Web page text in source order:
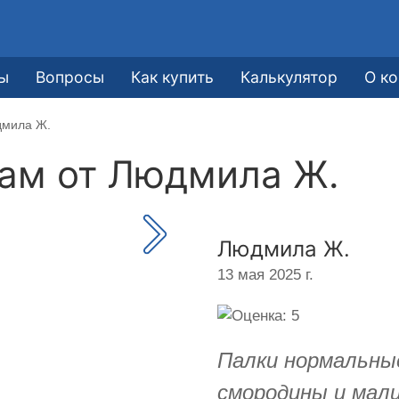
Вопросы Как купить Калькулятор О
Ж.
от Людмила Ж.
Людмила Ж.
13 мая 2025 г.
Палки
смородины и